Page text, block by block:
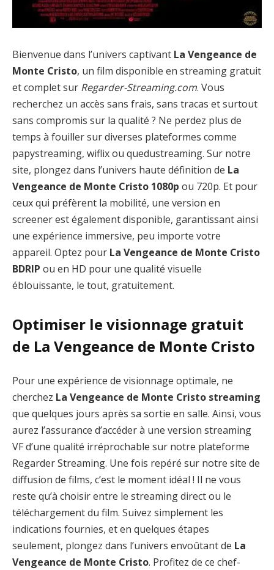
Bienvenue dans l’univers captivant La Vengeance de
Monte Cristo, un film disponible en streaming gratuit
et complet sur Regarder-Streaming.com. Vous
recherchez un accès sans frais, sans tracas et surtout
sans compromis sur la qualité ? Ne perdez plus de
temps à fouiller sur diverses plateformes comme
papystreaming, wiflix ou quedustreaming. Sur notre
site, plongez dans l’univers haute définition de La
Vengeance de Monte Cristo 1080p ou 720p. Et pour
ceux qui préfèrent la mobilité, une version en
screener est également disponible, garantissant ainsi
une expérience immersive, peu importe votre
appareil. Optez pour La Vengeance de Monte Cristo
BDRIP ou en HD pour une qualité visuelle
éblouissante, le tout, gratuitement.
Optimiser le visionnage gratuit
de La Vengeance de Monte Cristo
Pour une expérience de visionnage optimale, ne
cherchez La Vengeance de Monte Cristo streaming
que quelques jours après sa sortie en salle. Ainsi, vous
aurez l’assurance d’accéder à une version streaming
VF d’une qualité irréprochable sur notre plateforme
Regarder Streaming. Une fois repéré sur notre site de
diffusion de films, c’est le moment idéal ! Il ne vous
reste qu’à choisir entre le streaming direct ou le
téléchargement du film. Suivez simplement les
indications fournies, et en quelques étapes
seulement, plongez dans l’univers envoûtant de La
Vengeance de Monte Cristo. Profitez de ce chef-